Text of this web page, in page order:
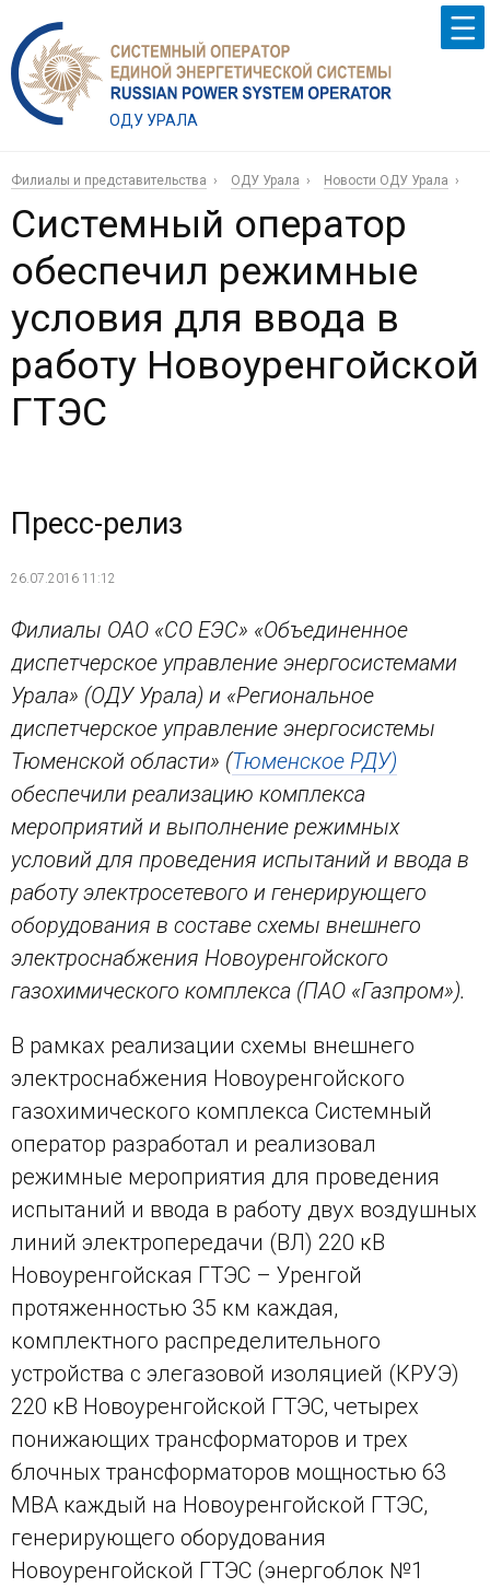
ОДУ УРАЛА
Филиалы и представительства ОДУ Урала Новости ОДУ Урала
Системный оператор
обеспечил режимные
условия для ввода в
работу Новоуренгойской
ГТЭС
Пресс-релиз
26.07.2016 11:12
Филиалы ОАО «СО ЕЭС» «Объединенное
диспетчерское управление энергосистемами
Урала» (ОДУ Урала) и «Региональное
диспетчерское управление энергосистемы
Тюменской области» (Тюменское РДУ)
обеспечили реализацию комплекса
мероприятий и выполнение режимных
условий для проведения испытаний и ввода в
работу электросетевого и генерирующего
оборудования в составе схемы внешнего
электроснабжения Новоуренгойского
газохимического комплекса (ПАО «Газпром»).
В рамках реализации схемы внешнего
электроснабжения Новоуренгойского
газохимического комплекса Системный
оператор разработал и реализовал
режимные мероприятия для проведения
испытаний и ввода в работу двух воздушных
линий электропередачи (ВЛ) 220 кВ
Новоуренгойская ГТЭС – Уренгой
протяженностью 35 км каждая,
комплектного распределительного
устройства с элегазовой изоляцией (КРУЭ)
220 кВ Новоуренгойской ГТЭС, четырех
понижающих трансформаторов и трех
блочных трансформаторов мощностью 63
МВА каждый на Новоуренгойской ГТЭС,
генерирующего оборудования
Новоуренгойской ГТЭС (энергоблок №1